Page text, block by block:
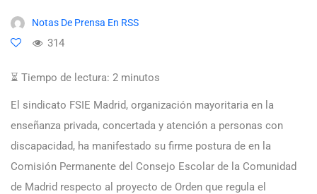
Notas De Prensa En RSS
314
⏳ Tiempo de lectura: 2 minutos
El sindicato FSIE Madrid, organización mayoritaria en la
enseñanza privada, concertada y atención a personas con
discapacidad, ha manifestado su firme postura de en la
Comisión Permanente del Consejo Escolar de la Comunidad
de Madrid respecto al proyecto de Orden que regula el